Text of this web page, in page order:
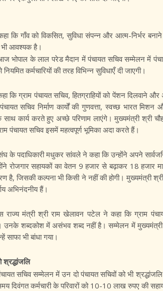
कि गाँव को विकसित, सुविधा संपन्न और आत्म-निर्भर
भी आवश्यक है।
भोपाल के लाल परेड मैदान में पंचायत सचिव सम्मेलन में
कर्मचारियों की तरह विभिन्न सुविधाएँ दी जाएगी।
कि ग्राम पंचायत सचिव, हितग्राहियों को पेंशन
सचिव निर्माण कार्यों की गुणवत्ता, स्वच्छ भारत
कार्य करते हुए अच्छे परिणाम लाएंगे। मुख्यमंत्री श्री
पंचायत सचिव इसमें महत्वपूर्ण भूमिका अदा करते हैं।
के पदाधिकारी मधुकर सांवले ने कहा कि उन्होंने अपने
रोजगार सहायकों का वेतन 9 हजार से बढ़ाकर 18 हजार
है, जिसकी कल्पना भी किसी ने नहीं की होगी। मुख्यमंत्री
अभिनंदनीय हैं।
राज्य मंत्री श्री राम खेलावन पटेल ने कहा कि ग्राम
उनके शब्दकोश में असंभव शब्द नहीं है। सम्मेलन में मुख्यमंत्री
साफा भी बांधा गया।
श्रद्धांजलि
सचिव सम्मेलन में उन दो पंचायत सचिवों को भी
दिवंगत कर्मचारी के परिवारों को 10-10 लाख रुपए की
Gud-